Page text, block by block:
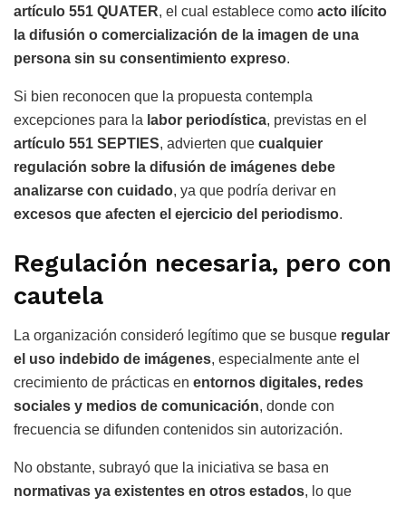
artículo 551 QUATER, el cual establece como acto ilícito
la difusión o comercialización de la imagen de una
persona sin su consentimiento expreso.
Si bien reconocen que la propuesta contempla
excepciones para la labor periodística, previstas en el
artículo 551 SEPTIES, advierten que cualquier
regulación sobre la difusión de imágenes debe
analizarse con cuidado, ya que podría derivar en
excesos que afecten el ejercicio del periodismo.
Regulación necesaria, pero con
cautela
La organización consideró legítimo que se busque regular
el uso indebido de imágenes, especialmente ante el
crecimiento de prácticas en entornos digitales, redes
sociales y medios de comunicación, donde con
frecuencia se difunden contenidos sin autorización.
No obstante, subrayó que la iniciativa se basa en
normativas ya existentes en otros estados, lo que